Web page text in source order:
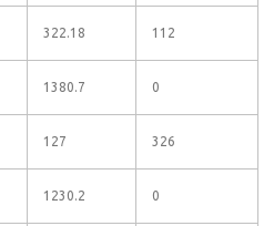
322.18 112
1380.7 0
127 326
1230.2 0